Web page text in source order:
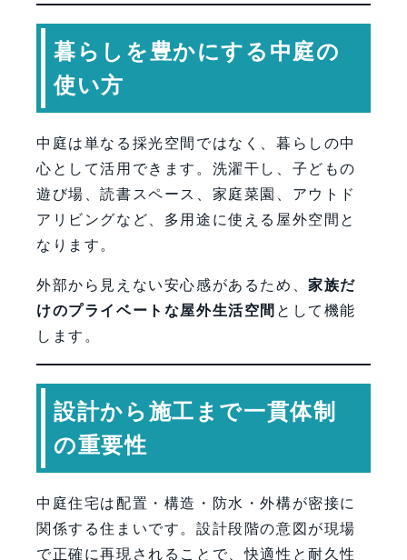
暮らしを豊かにする中庭の
使い方
中庭は単なる採光空間ではなく、暮らしの中
心として活用できます。洗濯干し、子どもの
遊び場、読書スペース、家庭菜園、アウトド
アリビングなど、多用途に使える屋外空間と
なります。
外部から見えない安心感があるため、家族だ
けのプライベートな屋外生活空間 として機能
します。
設計から施工まで一貫体制
の重要性
中庭住宅は配置・構造・防水・外構が密接に
関係する住まいです。設計段階の意図が現場
で正確に再現されることで、快適性と耐久性